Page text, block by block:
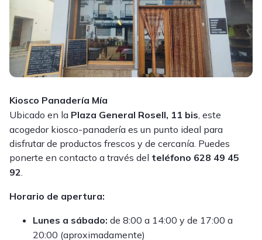
Kiosco Panadería Mía
Ubicado en la Plaza General Rosell, 11 bis , este
acogedor kiosco-panadería es un punto ideal para
disfrutar de productos frescos y de cercanía. Puedes
ponerte en contacto a través del teléfono 628 49 45
92
Horario de apertura:
Lunes a sábado: de 8:00 a 14:00 y de 17:00 a
20:00 (aproximadamente)